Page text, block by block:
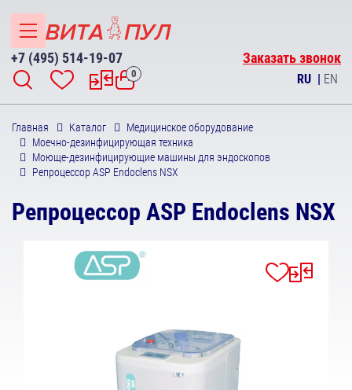
+7 (495) 514-19-07 Заказать звонок
0 RU | EN
Главная Каталог
Медицинское оборудование
Моечно-дезинфицирующая техника
Моюще-дезинфицирующие машины для эндоскопов
Репроцессор ASP Endoclens NSX
Репроцессор ASP Endoclens NSX